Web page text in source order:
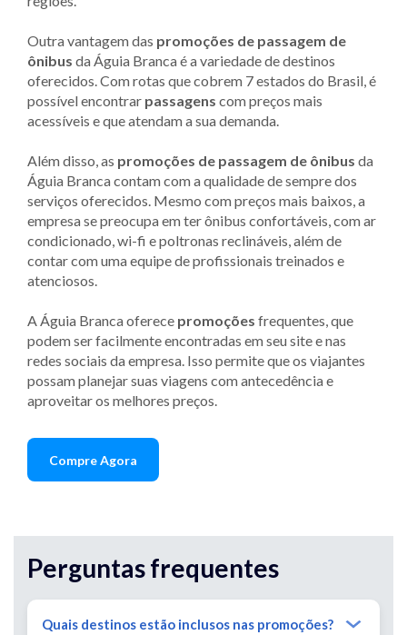
Outra vantagem das promoções de passagem de
ônibus da Águia Branca é a variedade de destinos
oferecidos. Com rotas que cobrem 7 estados do Brasil, é
possível encontrar passagens com preços mais
acessíveis e que atendam a sua demanda.
Além disso, as promoções de passagem de ônibus da
Águia Branca contam com a qualidade de sempre dos
serviços oferecidos. Mesmo com preços mais baixos, a
empresa se preocupa em ter ônibus confortáveis, com ar
condicionado, wi-fi e poltronas reclináveis, além de
contar com uma equipe de profissionais treinados e
atenciosos.
A Águia Branca oferece promoções frequentes, que
podem ser facilmente encontradas em seu site e nas
redes sociais da empresa. Isso permite que os viajantes
possam planejar suas viagens com antecedência e
aproveitar os melhores preços.
Compre Agora
Perguntas frequentes
Quais destinos estão inclusos nas promoções?